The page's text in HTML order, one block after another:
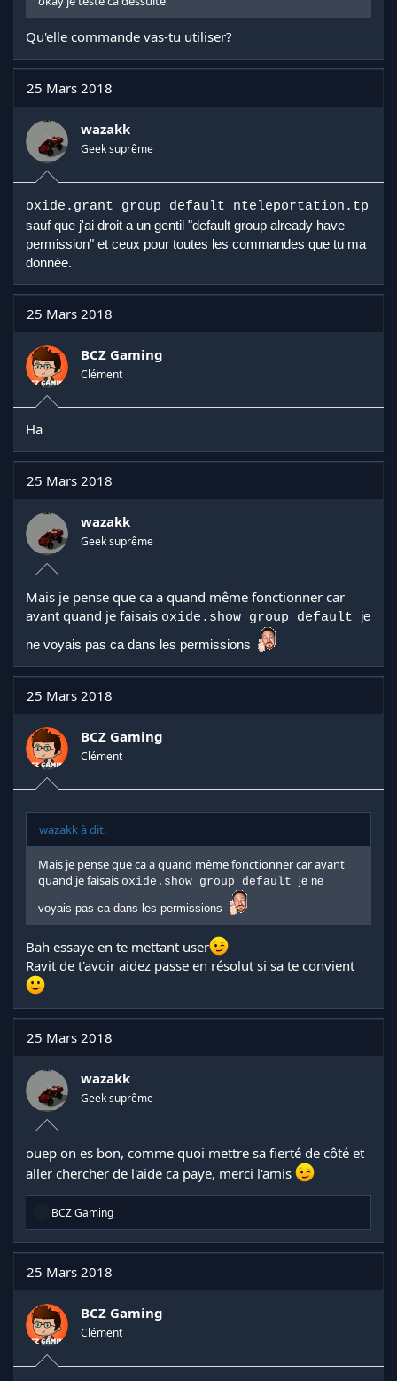
Qu'elle commande vas-tu utiliser?
25 Mars 2018
wazakk
Geek suprême
oxide.grant group default nteleportation.tp
sauf que j'ai droit a un gentil "default group already have
permission" et ceux pour toutes les commandes que tu ma
donnée.
25 Mars 2018
BCZ Gaming
Clément
Ha
25 Mars 2018
wazakk
Geek suprême
Mais je pense que ca a quand même fonctionner car
avant quand je faisais oxide.show group default je
ne voyais pas ca dans les permissions
25 Mars 2018
BCZ Gaming
Clément
wazakk à dit:
Mais je pense que ca a quand même fonctionner car avant
quand je faisais oxide.show group default je ne
voyais pas ca dans les permissions
Bah essaye en te mettant user
Ravit de t'avoir aidez passe en résolut si sa te convient
25 Mars 2018
wazakk
Geek suprême
ouep on es bon, comme quoi mettre sa fierté de côté et
aller chercher de l'aide ca paye, merci l'amis
R
a
c
t
i
n
s
:
BCZ Gaming
25 Mars 2018
BCZ Gaming
Clément